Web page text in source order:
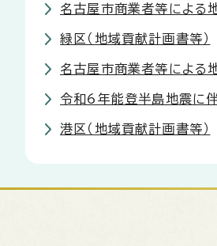
名古屋市商業者等による
緑区（地域貢献計画書等）
名古屋市商業者等による
令和6年能登半島地震に
港区（地域貢献計画書等）